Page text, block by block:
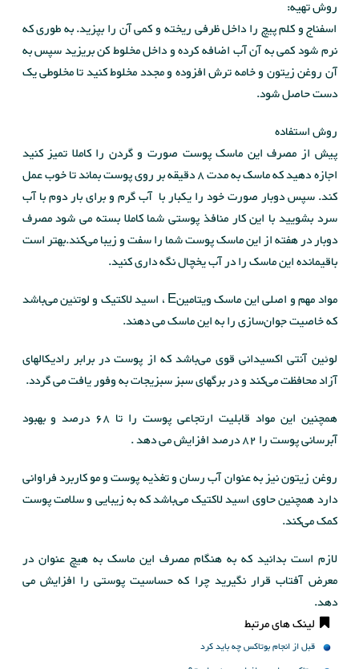
روش تهیه:
اسفناج و کلم پیچ را داخل ظرفی ریخته و کمی آن را بپزید. به طوری که
نرم شود کمی به آن آب اضافه کرده و داخل مخلوط کن بریزید سپس به
آن روغن زیتون و خامه ترش افزوده و مجدد مخلوط کنید تا مخلوطی یک
دست حاصل شود.
روش استفاده
پیش از مصرف این ماسک پوست صورت و گردن را کاملا تمیز کنید
اجازه دهید که ماسک به مدت 8 دقیقه بر روی پوست بماند تا خوب عمل
کند. سپس دوبار صورت خود را یکبار با آب گرم و برای بار دوم با آب
سرد بشویید با این کار منافذ پوستی شما کاملا بسته می شود مصرف
دوبار در هفته از این ماسک پوست شما را سفت و زیبا می‌کند.بهتر است
باقیمانده این ماسک را در آب یخچال نگه داری کنید.
مواد مهم و اصلی این ماسک ویتامینE ، اسید لاکتیک و لوتئین می‌باشد
که خاصیت جوان‌سازی را به این ماسک می دهند.
لوئین آنتی اکسیدانی قوی می‌باشد که از پوست در برابر رادیکالهای
آزاد محافظت می‌کند و در برگهای سبز سبزیجات به وفور یافت می گردد.
همچنین این مواد قابلیت ارتجاعی پوست را تا 68 درصد و بهبود
آبرسانی پوست را 82 درصد افزایش می دهد .
روغن زیتون نیز به عنوان آب رسان و تغذیه پوست و مو کاربرد فراوانی
دارد همچنین حاوی اسید لاکتیک می‌باشد که به زیبایی و سلامت پوست
کمک می‌کند.
لازم است بدانید که به هنگام مصرف این ماسک به هیچ عنوان در
معرض آفتاب قرار نگیرید چرا که حساسیت پوستی را افزایش می
دهد.
لینک های مرتبط
قبل از انجام بوتاکس چه باید کرد